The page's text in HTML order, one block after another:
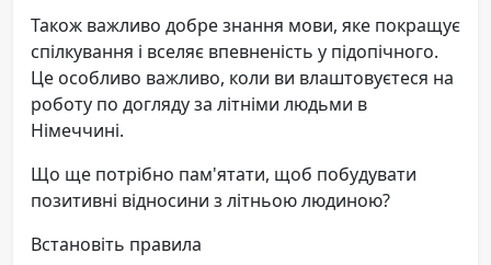
Також важливо добре знання мови, яке покращує
спілкування і вселяє впевненість у підопічного.
Це особливо важливо, коли ви влаштовуєтеся на
роботу по догляду за літніми людьми в
Німеччині.
Що ще потрібно пам'ятати, щоб побудувати
позитивні відносини з літньою людиною?
Встановіть правила